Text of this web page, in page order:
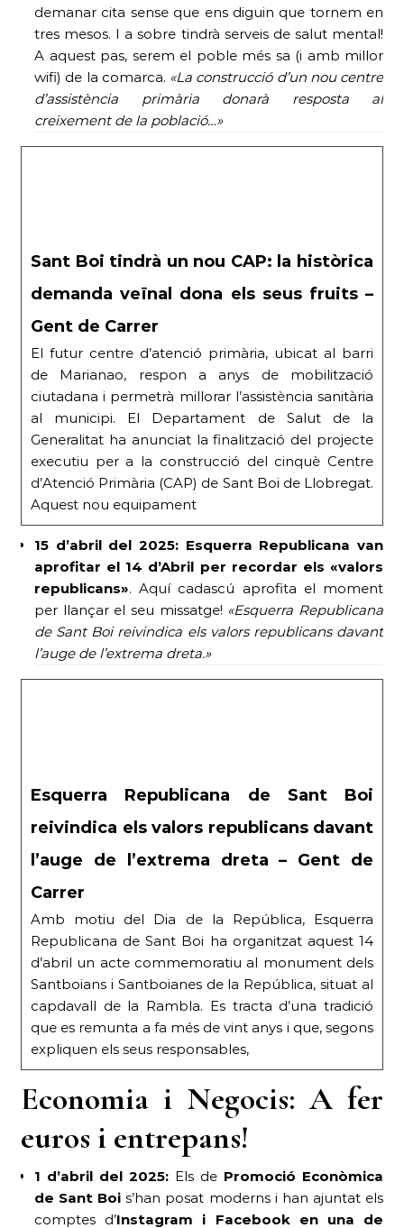
demanar cita sense que ens diguin que tornem en
tres mesos. I a sobre tindrà serveis de salut mental!
A aquest pas, serem el poble més sa (i amb millor
wifi) de la comarca. «La construcció d’un nou centre
d’assistència primària donarà resposta al
creixement de la població…»
Sant Boi tindrà un nou CAP: la històrica
demanda veïnal dona els seus fruits –
Gent de Carrer
El futur centre d’atenció primària, ubicat al barri
de Marianao, respon a anys de mobilització
ciutadana i permetrà millorar l’assistència sanitària
al municipi. El Departament de Salut de la
Generalitat ha anunciat la finalització del projecte
executiu per a la construcció del cinquè Centre
d’Atenció Primària (CAP) de Sant Boi de Llobregat.
Aquest nou equipament
15 d’abril del 2025: Esquerra Republicana van
aprofitar el 14 d’Abril per recordar els «valors
republicans». Aquí cadascú aprofita el moment
per llançar el seu missatge! «Esquerra Republicana
de Sant Boi reivindica els valors republicans davant
l’auge de l’extrema dreta.»
Esquerra Republicana de Sant Boi
reivindica els valors republicans davant
l’auge de l’extrema dreta – Gent de
Carrer
Amb motiu del Dia de la República, Esquerra
Republicana de Sant Boi ha organitzat aquest 14
d’abril un acte commemoratiu al monument dels
Santboians i Santboianes de la República, situat al
capdavall de la Rambla. Es tracta d’una tradició
que es remunta a fa més de vint anys i que, segons
expliquen els seus responsables,
Economia i Negocis: A fer
euros i entrepans!
1 d’abril del 2025: Els de Promoció Econòmica
de Sant Boi s’han posat moderns i han ajuntat els
comptes d’Instagram i Facebook en una de